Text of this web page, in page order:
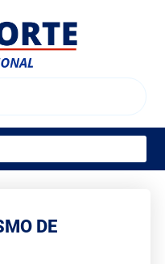
DE